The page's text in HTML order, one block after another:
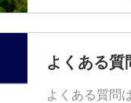
よくある質
よくある質問